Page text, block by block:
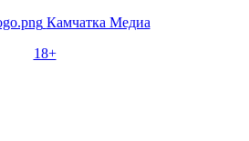
Камчатка Медиа
18+